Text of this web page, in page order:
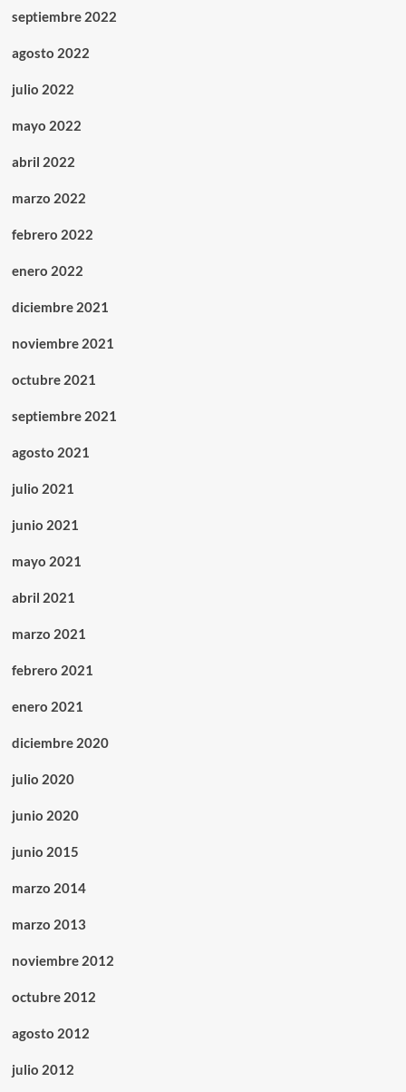
septiembre 2022
agosto 2022
julio 2022
mayo 2022
abril 2022
marzo 2022
febrero 2022
enero 2022
diciembre 2021
noviembre 2021
octubre 2021
septiembre 2021
agosto 2021
julio 2021
junio 2021
mayo 2021
abril 2021
marzo 2021
febrero 2021
enero 2021
diciembre 2020
julio 2020
junio 2020
junio 2015
marzo 2014
marzo 2013
noviembre 2012
octubre 2012
agosto 2012
julio 2012